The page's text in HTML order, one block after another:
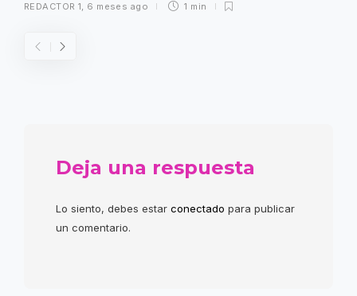
REDACTOR 1, 6 meses ago 1 min
Deja una respuesta
Lo siento, debes estar conectado para publicar
un comentario.